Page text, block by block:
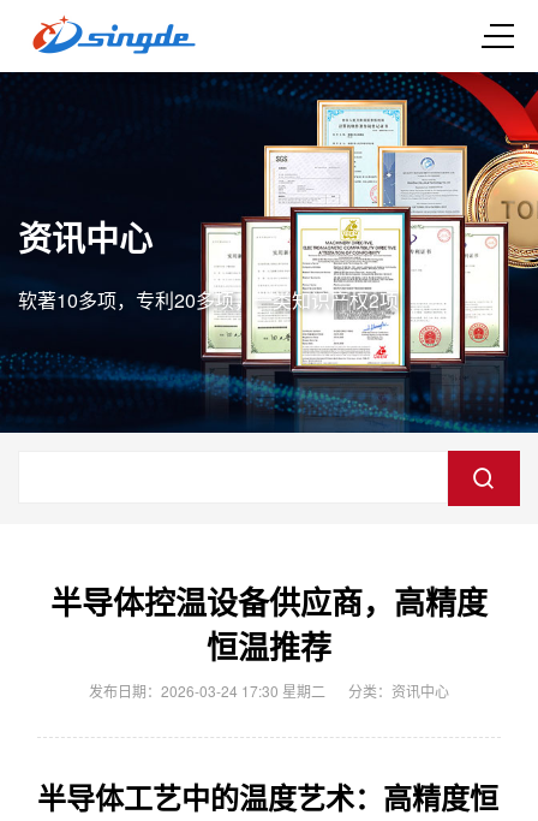
资讯中心
软著10多项，专利20多项，一类知识产权2项
半导体控温设备供应商，高精度
恒温推荐
发布日期：2026-03-24 17:30 星期二 分类： 资讯中心
半导体工艺中的温度艺术：高精度恒